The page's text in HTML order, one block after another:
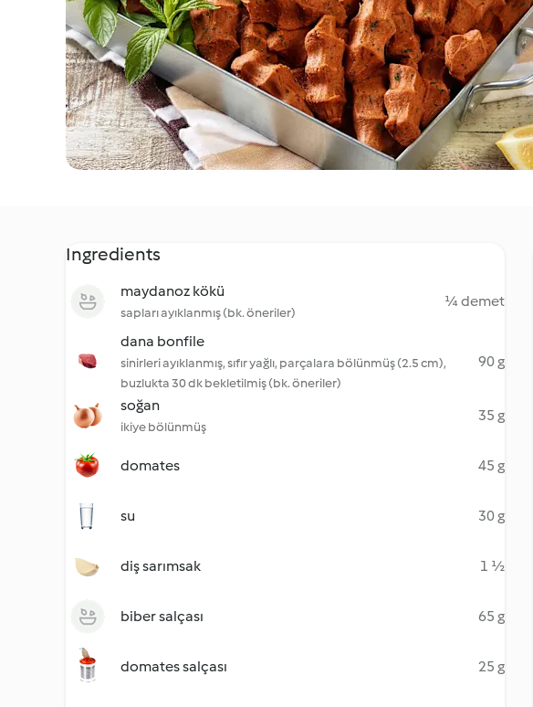
Ingredients
maydanoz kökü
sapları ayıklanmış (bk. öneriler)
¼ demet
dana bonfile
sinirleri ayıklanmış, sıfır yağlı, parçalara bölünmüş (2.5 cm),
buzlukta 30 dk bekletilmiş (bk. öneriler)
90 g
soğan
ikiye bölünmüş
35 g
domates 45 g
su 30 g
diş sarımsak 1 ½
biber salçası 65 g
domates salçası 25 g